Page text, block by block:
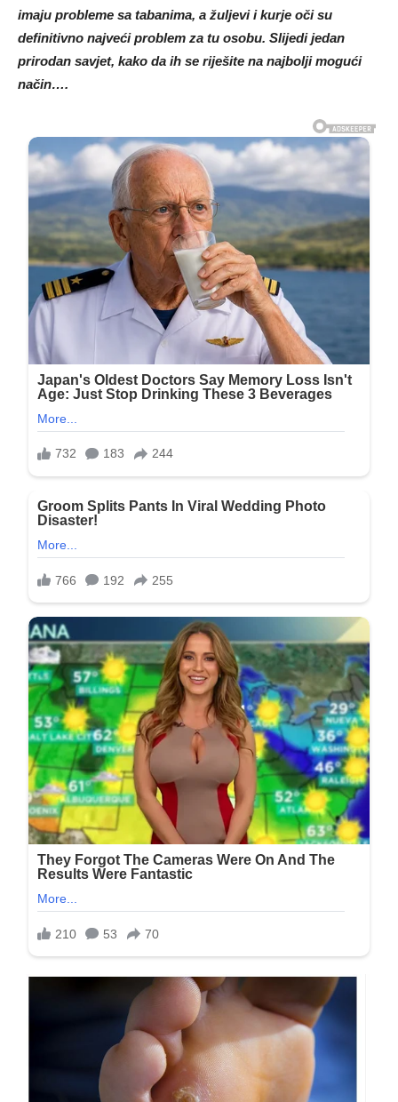
imaju probleme sa tabanima, a žuljevi i kurje oči su
definitivno najveći problem za tu osobu. Slijedi jedan
prirodan savjet, kako da ih se riješite na najbolji mogući
način….